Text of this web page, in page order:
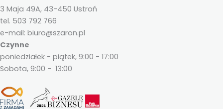
3 Maja 49A, 43-450 Ustroń
tel. 503 792 766
e-mail: biuro@szaron.pl
Czynne
poniedziałek - piątek, 9:00 - 17:00
Sobota, 9:00 - 13:00